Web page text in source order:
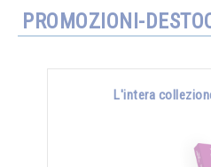
PROMOZIONI-
L'intera